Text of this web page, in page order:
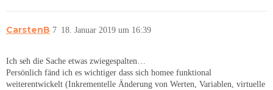
CarstenB 18. Januar 2019 um 16:39
7
Ich seh die Sache etwas zwiegespalten…
Persönlich fänd ich es wichtiger dass sich homee funktional
weiterentwickelt (Inkrementelle Änderung von Werten, Variablen, virtuelle